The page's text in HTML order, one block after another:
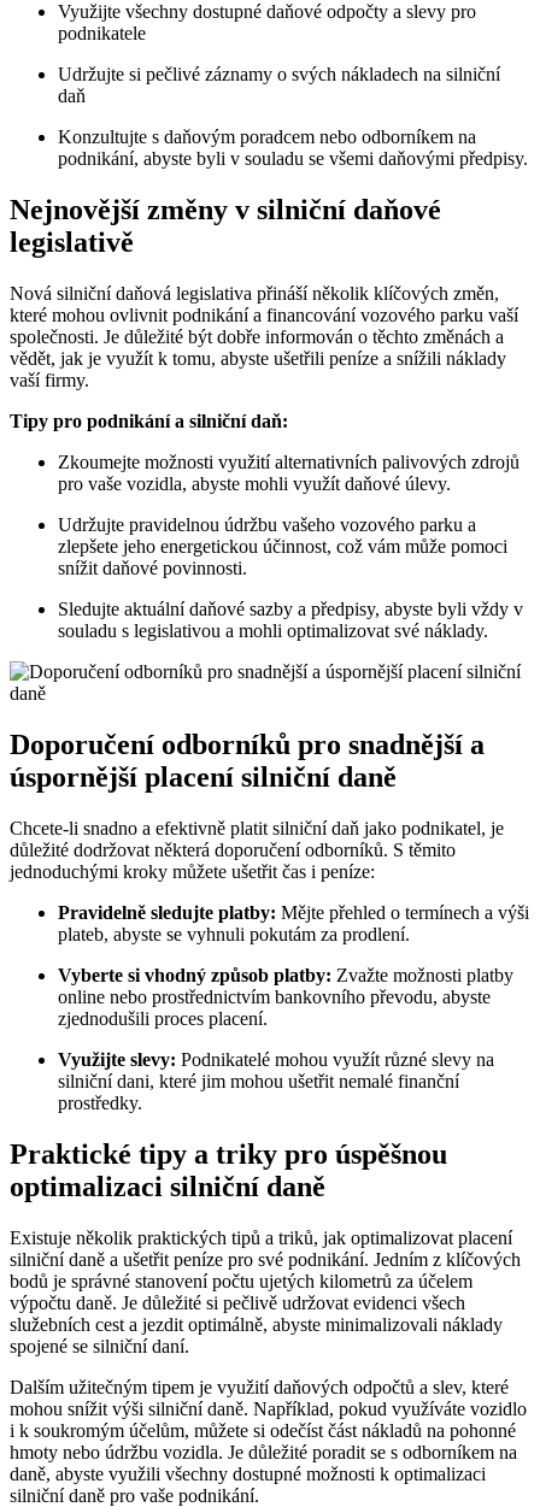
Využijte všechny dostupné daňové odpočty a slevy pro
podnikatele
Udržujte si pečlivé záznamy o svých nákladech na silniční
daň
Konzultujte s daňovým poradcem nebo odborníkem na
podnikání, abyste byli v souladu se všemi daňovými předpisy.
Nejnovější změny v silniční daňové
legislativě
Nová silniční daňová legislativa přináší několik klíčových změn,
které mohou ovlivnit podnikání a financování vozového parku vaší
společnosti. Je důležité být dobře informován o těchto změnách a
vědět, jak je využít k tomu, abyste ušetřili peníze a snížili náklady
vaší firmy.
Tipy pro podnikání a silniční daň:
Zkoumejte možnosti využití alternativních palivových zdrojů
pro vaše vozidla, abyste mohli využít daňové úlevy.
Udržujte pravidelnou údržbu vašeho vozového parku a
zlepšete jeho energetickou účinnost, což vám může pomoci
snížit daňové povinnosti.
Sledujte aktuální daňové sazby a předpisy, abyste byli vždy v
souladu s legislativou a mohli optimalizovat své náklady.
Doporučení odborníků pro snadnější a
úspornější placení silniční daně
Chcete-li snadno a efektivně platit silniční daň jako podnikatel, je
důležité dodržovat některá doporučení odborníků. S těmito
jednoduchými kroky můžete ušetřit čas i peníze:
Pravidelně sledujte platby: Mějte přehled o termínech a výši
plateb, abyste se vyhnuli pokutám za prodlení.
Vyberte si vhodný způsob platby: Zvažte možnosti platby
online nebo prostřednictvím bankovního převodu, abyste
zjednodušili proces placení.
Využijte slevy: Podnikatelé mohou využít různé slevy na
silniční dani, které jim mohou ušetřit nemalé finanční
prostředky.
Praktické tipy a triky pro úspěšnou
optimalizaci silniční daně
Existuje několik praktických tipů a triků, jak optimalizovat placení
silniční daně a ušetřit peníze pro své podnikání. Jedním z klíčových
bodů je správné stanovení počtu ujetých kilometrů za účelem
výpočtu daně. Je důležité si pečlivě udržovat evidenci všech
služebních cest a jezdit optimálně, abyste minimalizovali náklady
spojené se silniční daní.
Dalším užitečným tipem je využití daňových odpočtů a slev, které
mohou snížit výši silniční daně. Například, pokud využíváte vozidlo
i k soukromým účelům, můžete si odečíst část nákladů na pohonné
hmoty nebo údržbu vozidla. Je důležité poradit se s odborníkem na
daně, abyste využili všechny dostupné možnosti k optimalizaci
silniční daně pro vaše podnikání.